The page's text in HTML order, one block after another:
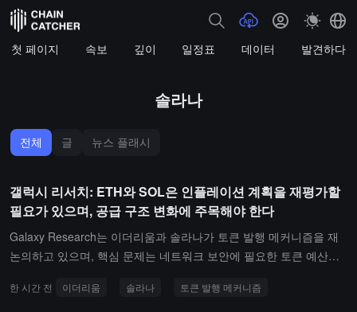
첫 페이지 속보 깊이 일정표 데이터 발견하다
솔라나
전체 글 뉴스 플래시
갤럭시 리서치: ETH와 SOL은 인플레이션 계획을 재평가할
필요가 있으며, 공급 구조 변화에 주목해야 한다
Galaxy Research는 이더리움과 솔라나가 토큰 발행 메커니즘을 재
논의하고 있으며, 핵심 문제는 네트워크 보안에 필요한 토큰 예산과
을 조정하면 영향을 미칠 수 있습니다.
한 시간 전 이더리움 솔라나 토큰 발행 메커니즘